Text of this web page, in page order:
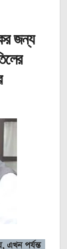
জন্য
এখন পর্যন্ত